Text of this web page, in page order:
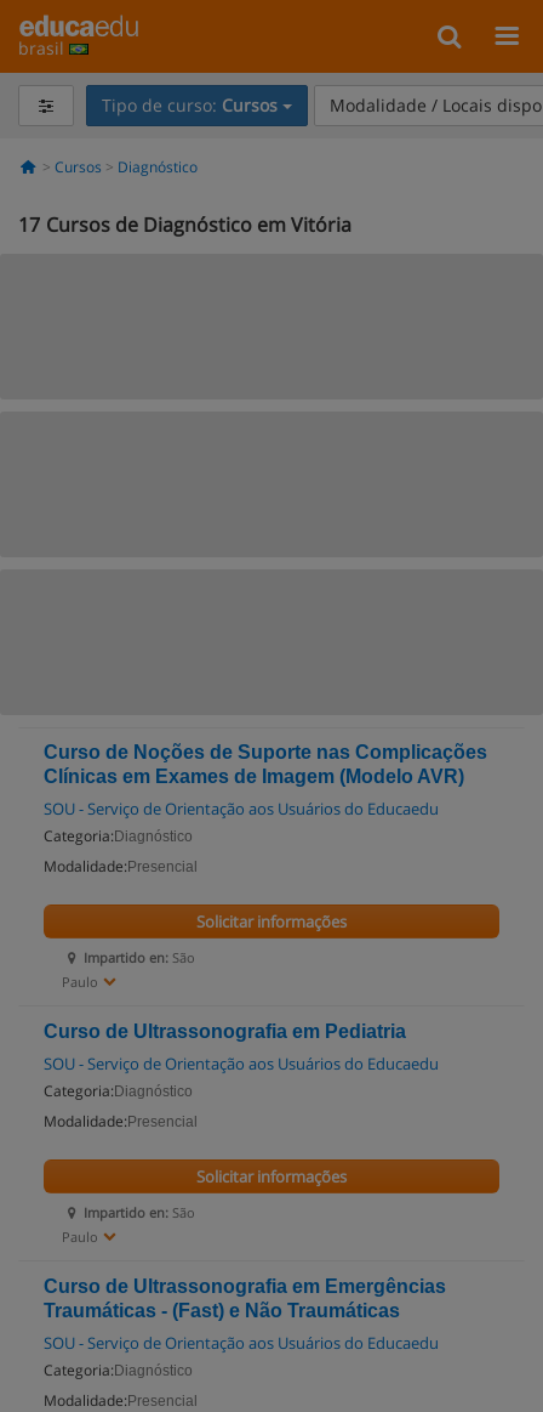
brasil
Tipo de curso: Cursos Modalidade / Locais
Cursos Diagnóstico
17 Cursos de Diagnóstico em Vitória
Curso de Noções de Suporte nas Complicações
Clínicas em Exames de Imagem (Modelo AVR)
SOU - Serviço de Orientação aos Usuários do Educaedu
Categoria: Diagnóstico
Modalidade: Presencial
Impartido en: São
Paulo
Solicitar informações
Curso de Ultrassonografia em Pediatria
SOU - Serviço de Orientação aos Usuários do Educaedu
Categoria: Diagnóstico
Modalidade: Presencial
Impartido en: São
Paulo
Solicitar informações
Curso de Ultrassonografia em Emergências
Traumáticas - (Fast) e Não Traumáticas
SOU - Serviço de Orientação aos Usuários do Educaedu
Categoria: Diagnóstico
Modalidade: Presencial